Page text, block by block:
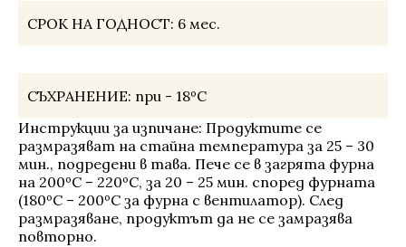
СРОК НА ГОДНОСТ: 6 мес.
СЪХРАНЕНИЕ: при - 18ºС
Инструкции за изпичане: Продуктите се
размразяват на стайна температура за 25 – 30
мин., подредени в тава. Пече се в загрята фурна
на 200ºС – 220ºС, за 20 – 25 мин. според фурната
(180ºС – 200ºС за фурна с вентилатор). След
размразяване, продуктът да не се замразява
повторно.